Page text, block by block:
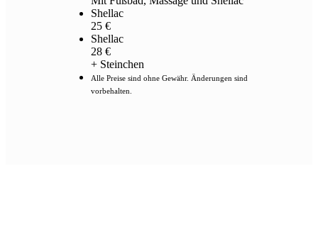
Shellac
25 €
Shellac
28 €
+ Steinchen
Alle Preise sind ohne Gewähr. Änderungen sind
vorbehalten.